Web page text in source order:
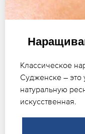
Классическое
Судженске – это
натуральную
искусственная.